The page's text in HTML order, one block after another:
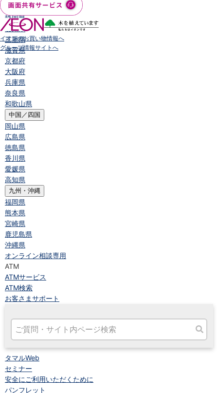
岐阜県
静岡県
愛知県
三重県
滋賀県
京都府
大阪府
兵庫県
奈良県
和歌山県
中国／四国
岡山県
広島県
徳島県
香川県
愛媛県
高知県
九州・沖縄
福岡県
熊本県
宮崎県
鹿児島県
沖縄県
オンライン相談専用
ATM
ATMサービス
ATM検索
お客さまサポート
タマルWeb
セミナー
安全にご利用いただくために
パンフレット
イオンのお買い物情報へ
グループ情報サイトへ